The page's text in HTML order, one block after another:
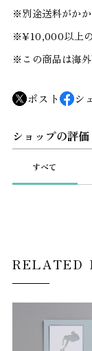
※別途送料がかか
※¥10,000以上の
※この商品は海外
ポスト シ
ショップの評価
すべて
RELATED